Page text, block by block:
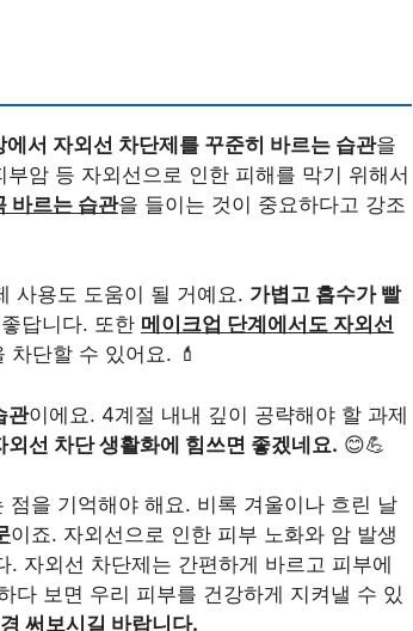
에서 자외선 차단제를 꾸준히 바르는 습관을
암 등 자외선으로 인한 피해를 막기 위해서
바르는 습관을 들이는 것이 중요하다고 강조
사용도 도움이 될 거예요. 가볍고 흡수가 빨
답니다. 또한 메이크업 단계에서도 자외선
차단할 수 있어요. 💄
관이에요. 4계절 내내 깊이 공략해야 할 과제
외선 차단 생활화에 힘쓰면 좋겠네요. 😊💪
점을 기억해야 해요. 비록 겨울이나 흐린 날
이죠. 자외선으로 인한 피부 노화와 암 발생
. 자외선 차단제는 간편하게 바르고 피부에
다 보면 우리 피부를 건강하게 지켜낼 수 있
써보시길 바랍니다.